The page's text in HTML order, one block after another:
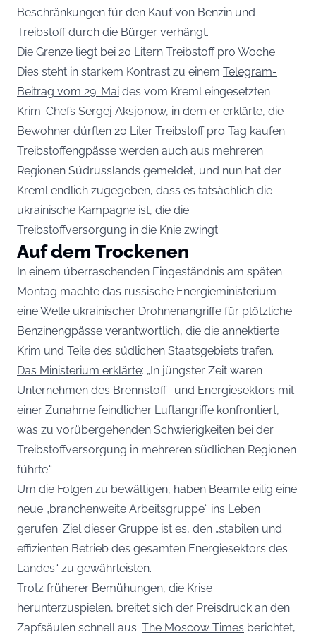
Beschränkungen für den Kauf von Benzin und
Treibstoff durch die Bürger verhängt.
Die Grenze liegt bei 20 Litern Treibstoff pro Woche.
Dies steht in starkem Kontrast zu einem Telegram-
Beitrag vom 29. Mai des vom Kreml eingesetzten
Krim-Chefs Sergej Aksjonow, in dem er erklärte, die
Bewohner dürften 20 Liter Treibstoff pro Tag kaufen.
Treibstoffengpässe werden auch aus mehreren
Regionen Südrusslands gemeldet, und nun hat der
Kreml endlich zugegeben, dass es tatsächlich die
ukrainische Kampagne ist, die die
Treibstoffversorgung in die Knie zwingt.
Auf dem Trockenen
In einem überraschenden Eingeständnis am späten
Montag machte das russische Energieministerium
eine Welle ukrainischer Drohnenangriffe für plötzliche
Benzinengpässe verantwortlich, die die annektierte
Krim und Teile des südlichen Staatsgebiets trafen.
Das Ministerium erklärte: „In jüngster Zeit waren
Unternehmen des Brennstoff- und Energiesektors mit
einer Zunahme feindlicher Luftangriffe konfrontiert,
was zu vorübergehenden Schwierigkeiten bei der
Treibstoffversorgung in mehreren südlichen Regionen
führte.“
Um die Folgen zu bewältigen, haben Beamte eilig eine
neue „branchenweite Arbeitsgruppe“ ins Leben
gerufen. Ziel dieser Gruppe ist es, den „stabilen und
effizienten Betrieb des gesamten Energiesektors des
Landes“ zu gewährleisten.
Trotz früherer Bemühungen, die Krise
herunterzuspielen, breitet sich der Preisdruck an den
Zapfsäulen schnell aus. The Moscow Times berichtet,